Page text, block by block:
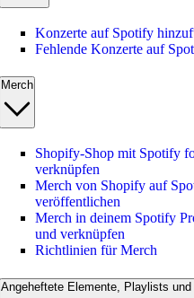
Konzerte auf Spotify
Fehlende Konzerte auf
Merch
Shopify-Shop mit Spotify
verknüpfen
Merch von Shopify auf
veröffentlichen
Merch in deinem Spotify
und verknüpfen
Richtlinien für Merch
Angeheftete Elemente, Playlists und